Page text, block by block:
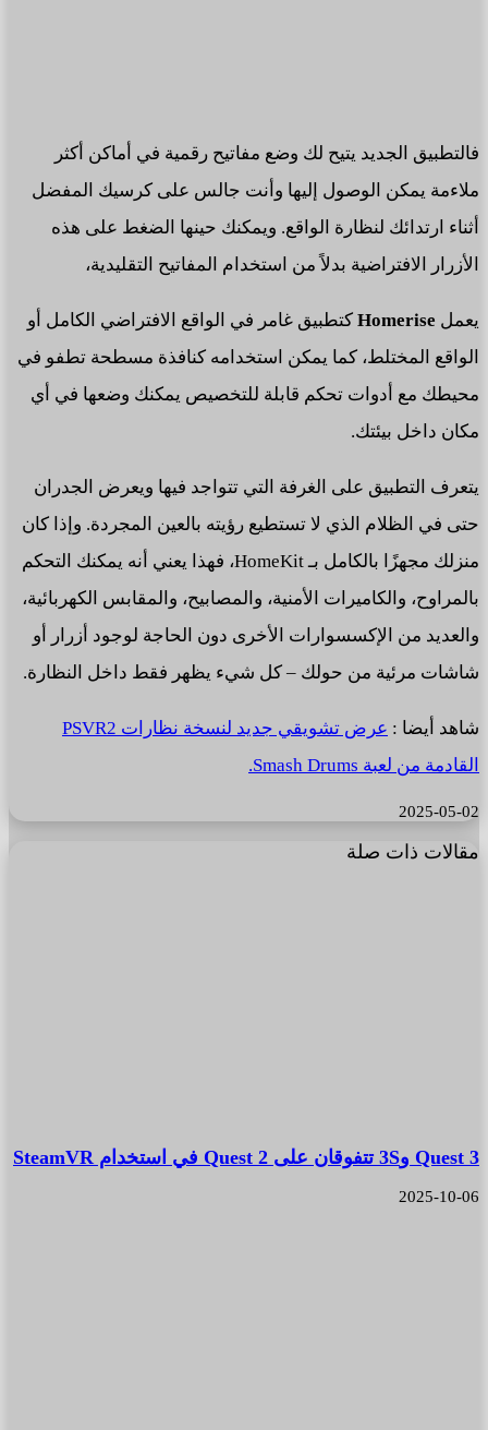
فالتطبيق الجديد يتيح لك وضع مفاتيح رقمية في أماكن أكثر
ملاءمة يمكن الوصول إليها وأنت جالس على كرسيك المفضل
أثناء ارتدائك لنظارة الواقع. ويمكنك حينها الضغط على هذه
الأزرار الافتراضية بدلاً من استخدام المفاتيح التقليدية،
يعمل Homerise كتطبيق غامر في الواقع الافتراضي الكامل أو
الواقع المختلط، كما يمكن استخدامه كنافذة مسطحة تطفو في
محيطك مع أدوات تحكم قابلة للتخصيص يمكنك وضعها في أي
مكان داخل بيئتك.
يتعرف التطبيق على الغرفة التي تتواجد فيها ويعرض الجدران
حتى في الظلام الذي لا تستطيع رؤيته بالعين المجردة. وإذا كان
منزلك مجهزًا بالكامل بـ HomeKit، فهذا يعني أنه يمكنك التحكم
بالمراوح، والكاميرات الأمنية، والمصابيح، والمقابس الكهربائية،
والعديد من الإكسسوارات الأخرى دون الحاجة لوجود أزرار أو
شاشات مرئية من حولك – كل شيء يظهر فقط داخل النظارة.
شاهد أيضا :
عرض تشويقي جديد لنسخة نظارات PSVR2
القادمة من لعبة Smash Drums.
2025-05-02
مقالات ذات صلة
Quest 3 و3S تتفوقان على Quest 2 في استخدام SteamVR
2025-10-06